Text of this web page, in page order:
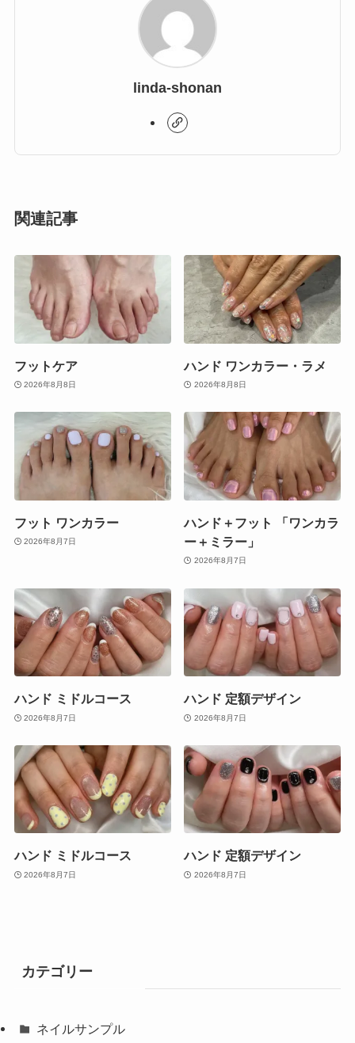
linda-shonan
関連記事
フットケア
2026年8月8日
ハンド ワンカラー・ラメ
2026年8月8日
フット ワンカラー
2026年8月7日
ハンド＋フット 「ワンカラ
ー＋ミラー」
2026年8月7日
ハンド ミドルコース
2026年8月7日
ハンド 定額デザイン
2026年8月7日
ハンド ミドルコース
2026年8月7日
ハンド 定額デザイン
2026年8月7日
カテゴリー
ネイルサンプル